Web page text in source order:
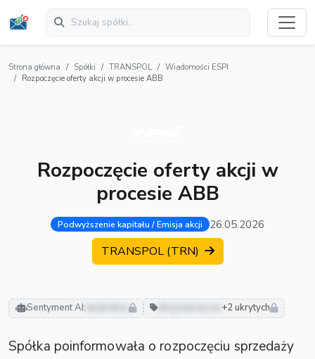
Strona główna Spółki TRANSPOL
Wiadomości ESPI
Rozpoczęcie oferty akcji w procesie ABB
Rozpoczęcie oferty akcji w
procesie ABB
Podwyższenie kapitału / Emisja akcji 26.05.2026
TRANSPOL (TRN)
Sentyment AI: neutralny +2 ukrytych
Spółka poinformowała o rozpoczęciu sprzedaży